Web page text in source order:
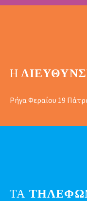
Η
Ρήγα Φεραίου 19
ΤΑ